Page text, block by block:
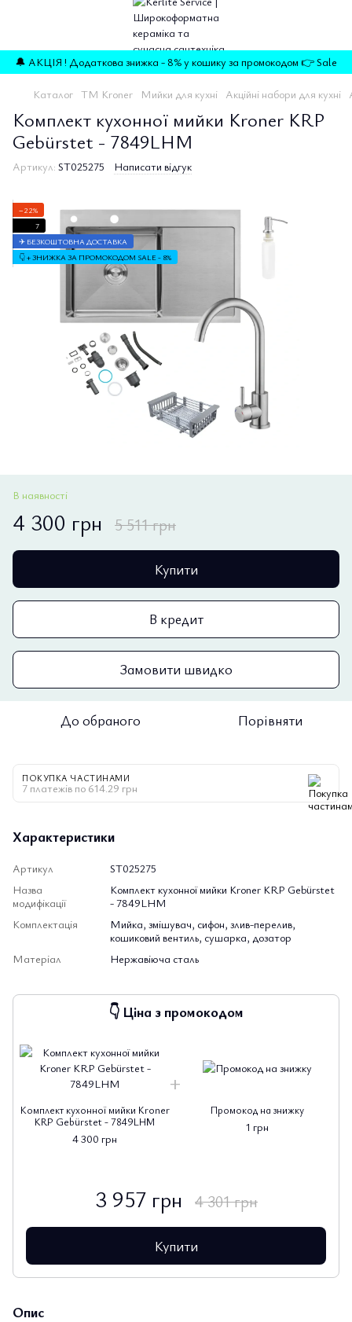
🔔 АКЦІЯ ! Додаткова знижка - 8% у кошику за промокодом 👉 Sale
Каталог TM Kroner Мийки для кухні Акційні набори для кухні
Комплект кухонної мийки Kroner KRP
Gebürstet - 7849LHM
Артикул: ST025275 Написати відгук
−22%
7
✈ БЕЗКОШТОВНА ДОСТАВКА
👇 + ЗНИЖКА ЗА ПРОМОКОДОМ SALE - 8%
В наявності
4 300 грн 5 511 грн
Купити
В кредит
Замовити швидко
До обраного Порівняти
ПОКУПКА ЧАСТИНАМИ
7 платежів по 614.29 грн
Характеристики
Артикул
ST025275
Назва
модифікації
Комплект кухонної мийки Kroner KRP Gebürstet
- 7849LHM
Комплектація
Мийка, змішувач, сифон, злив-перелив,
кошиковий вентиль, сушарка, дозатор
Матеріал
Нержавіюча сталь
👇 Ціна з промокодом
Комплект кухонної мийки Kroner
KRP Gebürstet - 7849LHM
4 300 грн
Промокод на знижку
1 грн
3 957 грн 4 301 грн
Купити
Опис